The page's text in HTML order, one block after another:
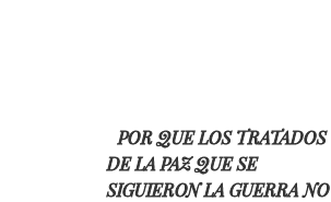
POR QUE LOS TRATADOS
DE LA PAZ QUE SE
SIGUIERON LA GUERRA NO